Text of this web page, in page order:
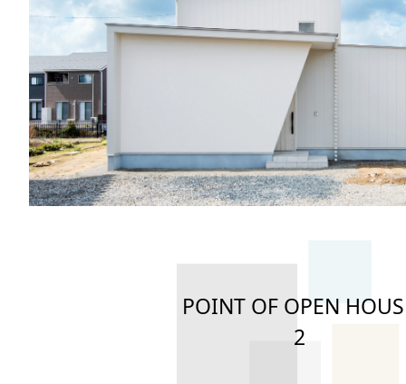
POINT OF OPEN
2